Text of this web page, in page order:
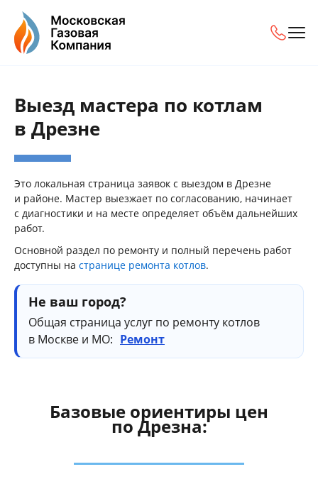
Выезд мастера по котлам
в Дрезне
Это локальная страница заявок с выездом в Дрезне
и районе. Мастер выезжает по согласованию, начинает
с диагностики и на месте определяет объём дальнейших
работ.
Основной раздел по ремонту и полный перечень работ
доступны на странице ремонта котлов.
Не ваш город?
Общая страница услуг по ремонту котлов
в Москве и МО: Ремонт
Базовые ориентиры цен
по Дрезна: